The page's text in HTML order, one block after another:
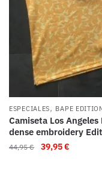
ESPECIALES, BAPE
Camiseta Los
dense embroidery
44,95€ 39,95€